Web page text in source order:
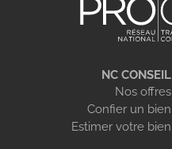
NC CONSEIL
Nos offres
Confier un bien
Estimer votre bien